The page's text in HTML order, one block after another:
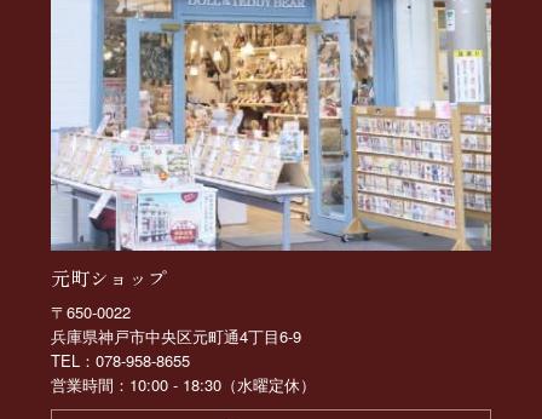
元町ショップ
〒650-0022
兵庫県神戸市中央区元町通4丁目6-9
TEL：078-958-8655
営業時間：10:00 - 18:30（水曜定休）